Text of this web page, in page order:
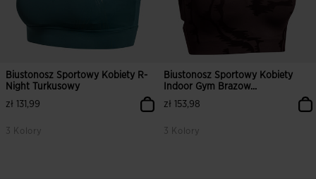
Biustonosz Sportowy Kobiety R-
Night Turkusowy
zł 131,99
3 Kolory
Biustonosz Sportowy Kobiety
Indoor Gym Brazow...
zł 153,98
3 Kolory